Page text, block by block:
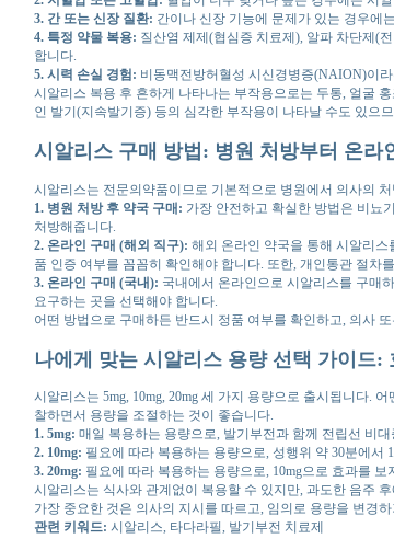
3. 간 또는 신장 질환: 간이나 신장 기능에 문제가 있는 경우에
4. 특정 약물 복용: 질산염 제제(협심증 치료제), 알파 차단제(
합니다.
5. 시력 손실 경험: 비동맥전방허혈성 시신경병증(NAION)이
시알리스 복용 후 흔하게 나타나는 부작용으로는 두통, 얼굴
인 발기(지속발기증) 등의 심각한 부작용이 나타날 수도 있으
시알리스 구매 방법: 병원 처방부터 온라
시알리스는 전문의약품이므로 기본적으로 병원에서 의사의
1. 병원 처방 후 약국 구매: 가장 안전하고 확실한 방법은 비뇨
처방해줍니다.
2. 온라인 구매 (해외 직구): 해외 온라인 약국을 통해 시알리
품 인증 여부를 꼼꼼히 확인해야 합니다. 또한, 개인통관 절차
3. 온라인 구매 (국내): 국내에서 온라인으로 시알리스를 구매
요구하는 곳을 선택해야 합니다.
어떤 방법으로 구매하든 반드시 정품 여부를 확인하고, 의사
나에게 맞는 시알리스 용량 선택 가이드:
시알리스는 5mg, 10mg, 20mg 세 가지 용량으로 출시됩니다.
찰하면서 용량을 조절하는 것이 좋습니다.
1. 5mg: 매일 복용하는 용량으로, 발기부전과 함께 전립선 비
2. 10mg: 필요에 따라 복용하는 용량으로, 성행위 약 30분에
3. 20mg: 필요에 따라 복용하는 용량으로, 10mg으로 효과를
시알리스는 식사와 관계없이 복용할 수 있지만, 과도한 음주
가장 중요한 것은 의사의 지시를 따르고, 임의로 용량을 변경
관련 키워드: 시알리스, 타다라필, 발기부전 치료제